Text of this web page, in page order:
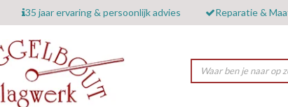
35 jaar ervaring & persoonlijk advies Reparatie &